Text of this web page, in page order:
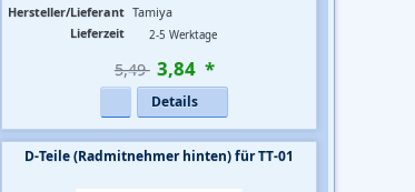
Hersteller/Lieferant Tamiya
Lieferzeit
2-5 Werktage
5,49  3,84 *
Details
D-Teile (Radmitnehmer hinten) für TT-01